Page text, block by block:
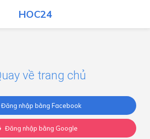
HOC24
HOC24
về trang chủ
Đăng nhập bằng Facebook
Đăng nhập bằng Google